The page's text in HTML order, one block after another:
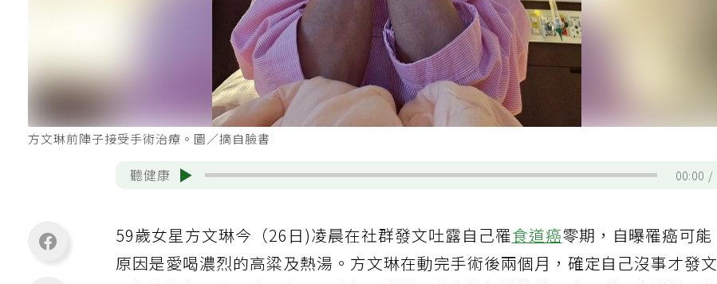
方文琳前陣子接受手術治療。圖／摘自臉書
聽健康 00:00
59歲女星方文琳今（26日)凌晨在社群發文吐露自己罹食道癌零期，自曝罹癌可能
原因是愛喝濃烈的高粱及熱湯。方文琳在動完手術後兩個月，確定自己沒事才發文